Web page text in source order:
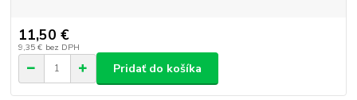
11,50 €
9,35 € bez DPH
Pridať do košíka